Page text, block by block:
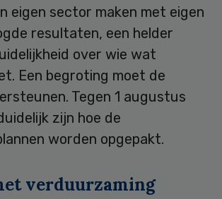
eigen sector maken met eigen
resultaten, een helder
over wie wat
Een begroting moet de
Tegen 1 augustus
zijn hoe de
worden opgepakt.
verduurzaming